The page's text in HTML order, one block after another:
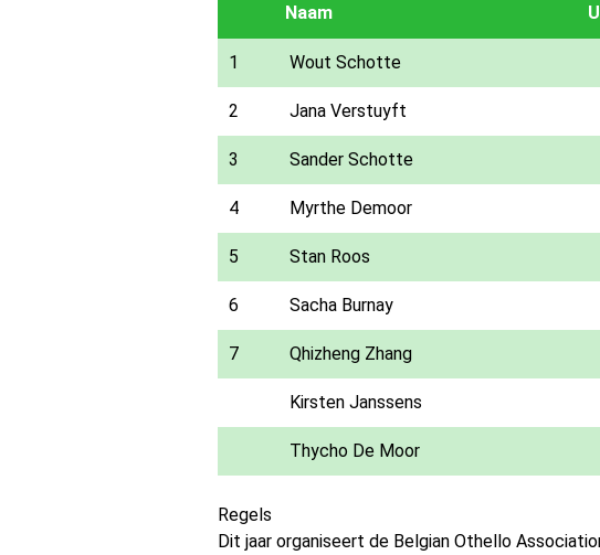
Naam
1 Wout Schotte
2 Jana Verstuyft
3 Sander Schotte
4 Myrthe Demoor
5 Stan Roos
6 Sacha Burnay
7 Qhizheng Zhang
Kirsten Janssens
Thycho De Moor
Regels
Dit jaar organiseert de Belgian Othello